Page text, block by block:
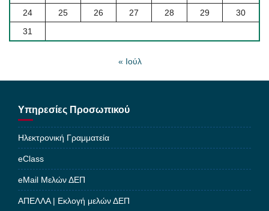
24
25 26 27 28 29
30
31
« Ιούλ
Υπηρεσίες Προσωπικού
Ηλεκτρονική Γραμματεία
eClass
eMail Μελών ΔΕΠ
ΑΠΕΛΛΑ | Εκλογή μελών ΔΕΠ